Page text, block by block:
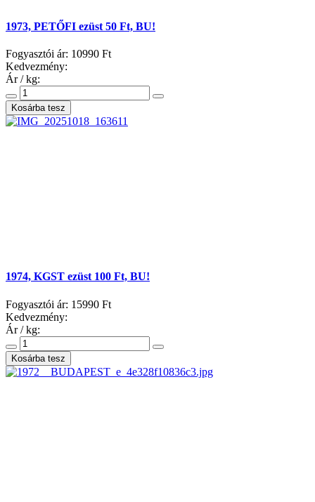
1973, PETŐFI ezüst 50 Ft, BU!
Fogyasztói ár: 10990 Ft
Kedvezmény:
Ár / kg:
1974, KGST ezüst 100 Ft, BU!
Fogyasztói ár: 15990 Ft
Kedvezmény:
Ár / kg: